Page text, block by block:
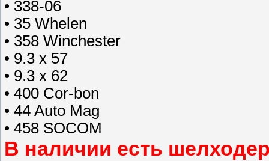
• 338-06
• 35 Whelen
• 358 Winchester
• 9.3 x 57
• 9.3 x 62
• 400 Cor-bon
• 44 Auto Mag
• 458 SOCOM
В наличии есть